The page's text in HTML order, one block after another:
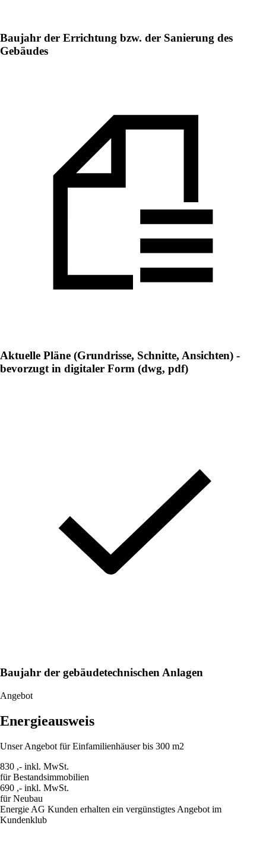
Baujahr der Errichtung bzw. der Sanierung des
Gebäudes
Aktuelle Pläne (Grundrisse, Schnitte, Ansichten) -
bevorzugt in digitaler Form (dwg, pdf)
Baujahr der gebäudetechnischen Anlagen
Angebot
Energieausweis
Unser Angebot für Einfamilienhäuser bis 300 m2
830 ,- inkl. MwSt.
für Bestandsimmobilien
690 ,- inkl. MwSt.
für Neubau
Energie AG Kunden erhalten ein vergünstigtes Angebot im
Kundenklub